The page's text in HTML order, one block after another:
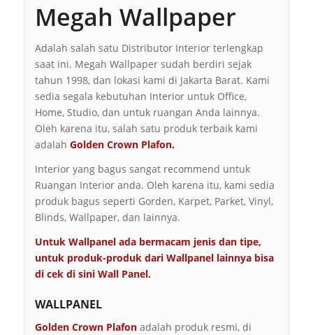
Megah Wallpaper
Adalah salah satu Distributor Interior terlengkap
saat ini. Megah Wallpaper sudah berdiri sejak
tahun 1998, dan lokasi kami di Jakarta Barat. Kami
sedia segala kebutuhan Interior untuk Office,
Home, Studio, dan untuk ruangan Anda lainnya.
Oleh karena itu, salah satu produk terbaik kami
adalah Golden Crown Plafon.
Interior yang bagus sangat recommend untuk
Ruangan Interior anda. Oleh karena itu, kami sedia
produk bagus seperti Gorden, Karpet, Parket, Vinyl,
Blinds, Wallpaper, dan lainnya.
Untuk Wallpanel ada bermacam jenis dan tipe,
untuk produk-produk dari Wallpanel lainnya bisa
di cek di sini Wall Panel.
WALLPANEL
Golden Crown Plafon adalah produk resmi, di